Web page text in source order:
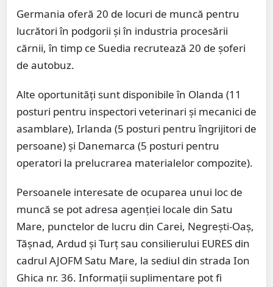
Germania oferă 20 de locuri de muncă pentru
lucrători în podgorii și în industria procesării
cărnii, în timp ce Suedia recrutează 20 de șoferi
de autobuz.
Alte oportunități sunt disponibile în Olanda (11
posturi pentru inspectori veterinari și mecanici de
asamblare), Irlanda (5 posturi pentru îngrijitori de
persoane) și Danemarca (5 posturi pentru
operatori la prelucrarea materialelor compozite).
Persoanele interesate de ocuparea unui loc de
muncă se pot adresa agenției locale din Satu
Mare, punctelor de lucru din Carei, Negrești-Oaș,
Tășnad, Ardud și Turț sau consilierului EURES din
cadrul AJOFM Satu Mare, la sediul din strada Ion
Ghica nr. 36. Informații suplimentare pot fi